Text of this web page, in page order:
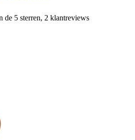
de 5 sterren, 2 klantreviews